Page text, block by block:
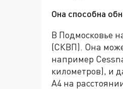
Она способна
В Подмосковье
(СКВП). Она
например
километров), и
А4 на